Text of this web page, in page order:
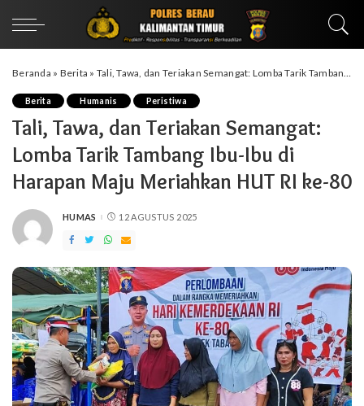
Beranda » Berita » Tali, Tawa, dan Teriakan Semangat: Lomba Tarik Tambang Ibu-Ibu di Harapan Maju Meriahkan HUT RI ke-80
Berita Humanis Peristiwa
Tali, Tawa, dan Teriakan Semangat:
Lomba Tarik Tambang Ibu-Ibu di
Harapan Maju Meriahkan HUT RI ke-80
POSTED
HUMAS 12 AGUSTUS 2025